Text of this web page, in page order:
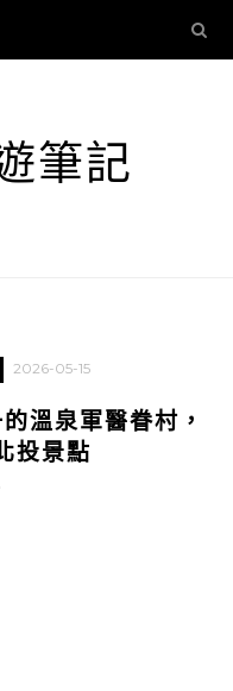
筆記
2026-05-15
溫泉軍醫眷村，
投景點